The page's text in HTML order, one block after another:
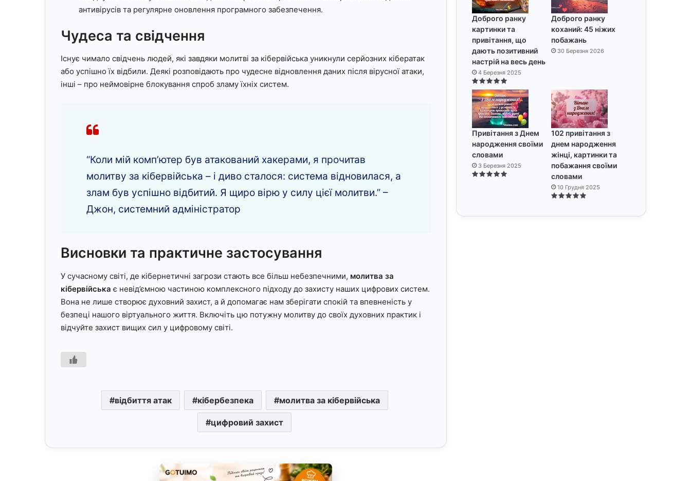
антивірусів та регулярне оновлення програмного забезпечення.
Чудеса та свідчення
Існує чимало свідчень людей, які завдяки молитві за кібервійська уникнули серйозних кібератак
або успішно їх відбили. Деякі розповідають про чудесне відновлення даних після вірусної атаки,
інші – про неймовірне блокування спроб зламу їхніх систем.
“Коли мій комп’ютер був атакований хакерами, я прочитав
молитву за кібервійська – і диво сталося: система відновилася, а
злам був успішно відбитий. Я щиро вірю у силу цієї молитви.” –
Джон, системний адміністратор
Висновки та практичне застосування
У сучасному світі, де кібернетичні загрози стають все більш небезпечними, молитва за
кібервійська є невід’ємною частиною комплексного підходу до захисту наших цифрових систем.
Вона не лише створює духовний захист, а й допомагає нам зберігати спокій та впевненість у
безпеці нашого віртуального життя. Включіть цю потужну молитву до своїх духовних практик і
відчуйте захист вищих сил у цифровому світі.
відбиття атак кібербезпека молитва за кібервійська
цифровий захист
Доброго ранку
картинки та
привітання, що
дають позитивний
настрій на весь день
4 Березня 2025
Доброго ранку
коханий: 45 ніжих
побажань
30 Березня 2026
Привітання з Днем
народження своїми
словами
3 Березня 2025
102 привітання з
днем народження
жінці, картинки та
побажання своїми
словами
10 Грудня 2025